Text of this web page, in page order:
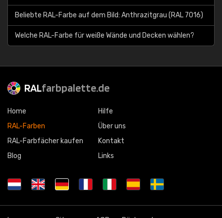
Beliebte RAL-Farbe auf dem Bild: Anthrazitgrau (RAL 7016)
Welche RAL-Farbe für weiße Wände und Decken wählen?
RALfarbpalette.de
Home
RAL-Farben
RAL-Farbfächer kaufen
Blog
Hilfe
Über uns
Kontakt
Links